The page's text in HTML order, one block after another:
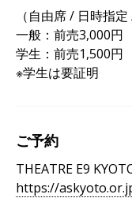
（自由席 / 日時指定
一般：前売3,000
学生：前売1,500
※学生は要証明
ご予約
THEATRE E9
https://